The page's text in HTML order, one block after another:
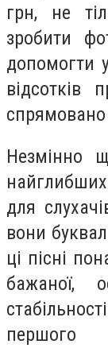
грн, не
зробити
допомогти
відсотків
спрямовано
Незмінно
для
вони
ці пісні
бажаної,
першого